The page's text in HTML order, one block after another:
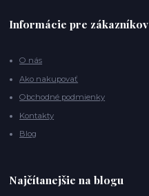
Informácie pre zákazníkov
O nás
Ako nakupovať
Obchodné podmienky
Kontakty
Blog
Najčítanejšie na blogu